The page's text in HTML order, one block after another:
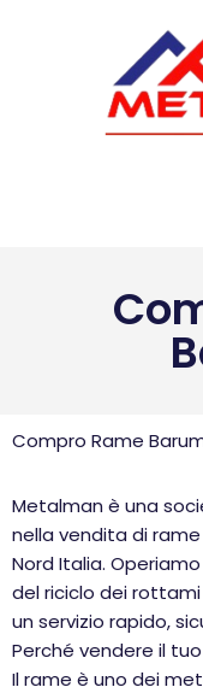
Compro Rame
Metalman è una
nella vendita di
Nord Italia.
del riciclo dei
un servizio rapido,
Perché vendere il
Il rame è uno dei